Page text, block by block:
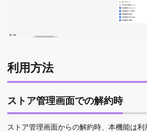
利用方法
ストア管理画面での解約時
ストア管理画面からの解約時、本機能は利